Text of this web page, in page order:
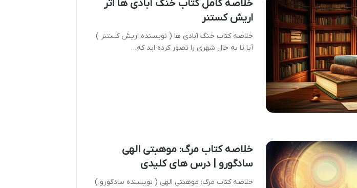
خلاصه کامل کتاب خنگ آبادی ها اثر
اریش کستنر
خلاصه کتاب خنگ آبادی ها ( نویسنده اریش کستنر )
آیا تا به حال شهری را تصور کرده اید که…
خلاصه کتاب مرگ: موهبتی الهی
سادگورو | درس های کلیدی
خلاصه کتاب مرگ: موهبتی الهی ( نویسنده سادگورو )